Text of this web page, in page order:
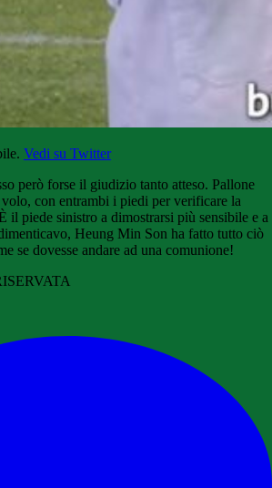
Vedi su Twitter
però forse il giudizio tanto atteso. Pallone
con entrambi i piedi per verificare la
il piede sinistro a dimostrarsi più sensibile e a
Heung Min Son ha fatto tutto ciò
se dovesse andare ad una comunione!